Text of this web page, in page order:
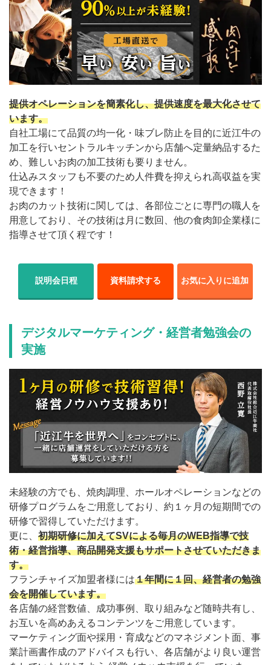
提供オペレーションを簡素化し、提供速度を最大化させて
います。
自社工場にて品質の均一化・味ブレ防止を目的に近江牛の
加工を行いセントラルキッチンから店舗へ定量納品するた
め、難しいお肉の加工技術も要りません。
仕込みスタッフも不要のため人件費を抑えられ高収益を実
現できます！
お肉のカット技術に関しては、各部位ごとに専門の職人を
用意しており、その技術は月に数回、他の食肉卸企業様に
指導させて頂く程です！
説明会日程 資料請求する お気に入りに追加
デジタルマーケティング・経営者勉強会の
実施
未経験の方でも、焼肉調理、ホールオペレーションなどの
研修プログラムをご用意しており、約１ヶ月の短期間での
研修で習得していただけます。
更に、 初期研修に加えてSVによる毎月のWEB指導で技
術・経営指導、商品開発支援もサポートさせていただきま
す。
フランチャイズ加盟者様には１年間に１回、経営者の勉強
会を開催しています。
各店舗の経営数値、成功事例、取り組みなど随時共有し、
お互いを高めあえるコンテンツをご用意しています。
マーケティング面や採用・育成などのマネジメント面、事
業計画書作成のアドバイスも行い、各店舗がより良い運営